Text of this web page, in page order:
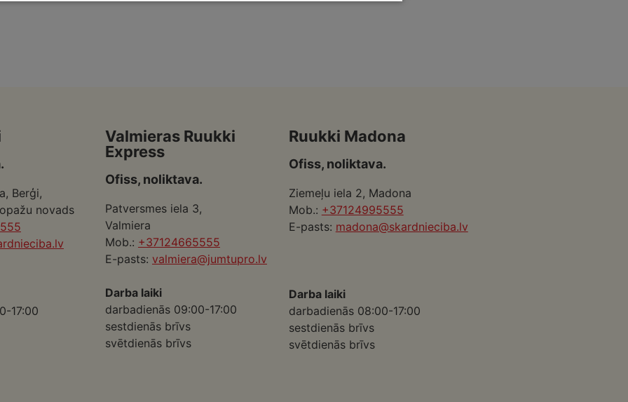
Berģi,
novads
17:00
Valmieras Ruukki
Express
Ofiss, noliktava.
Patversmes iela 3,
Valmiera
Mob.: +37124665555
E-pasts: valmiera@jumtupro.lv
Darba laiki
darbadienās 09:00-17:00
sestdienās brīvs
svētdienās brīvs
Ruukki Madona
Ofiss, noliktava.
Ziemeļu iela 2, Madona
Mob.: +37124995555
E-pasts: madona@skardnieciba.lv
Darba laiki
darbadienās 08:00-17:00
sestdienās brīvs
svētdienās brīvs